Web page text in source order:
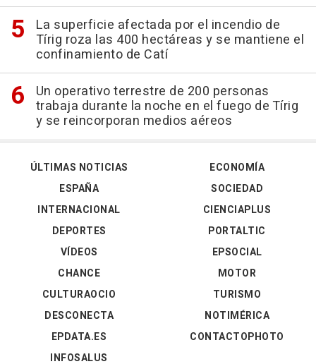
La superficie afectada por el incendio de
Tírig roza las 400 hectáreas y se mantiene el
confinamiento de Catí
Un operativo terrestre de 200 personas
trabaja durante la noche en el fuego de Tírig
y se reincorporan medios aéreos
ÚLTIMAS NOTICIAS
ESPAÑA
INTERNACIONAL
DEPORTES
VÍDEOS
ECONOMÍA
SOCIEDAD
CIENCIAPLUS
PORTALTIC
EPSOCIAL
CHANCE
CULTURAOCIO
DESCONECTA
EPDATA.ES
INFOSALUS
MOTOR
TURISMO
NOTIMÉRICA
CONTACTOPHOTO